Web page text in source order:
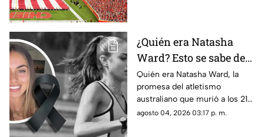
¿Quién era Natasha
Ward? Esto se sabe de
la mu3rt3 de la joven
promesa del atletismo
a los 21 años
Quién era Natasha Ward, la
promesa del atletismo
australiano que murió a los 21
años. Conoce su trayectoria,
agosto 04, 2026 03:17 p. m.